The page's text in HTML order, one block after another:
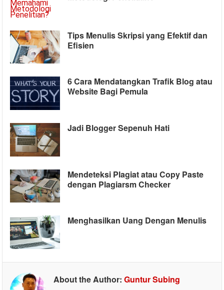
Tips Menulis Skripsi yang Efektif dan
Efisien
6 Cara Mendatangkan Trafik Blog atau
Website Bagi Pemula
Jadi Blogger Sepenuh Hati
Mendeteksi Plagiat atau Copy Paste
dengan Plagiarsm Checker
Menghasilkan Uang Dengan Menulis
About the Author:Guntur Subing